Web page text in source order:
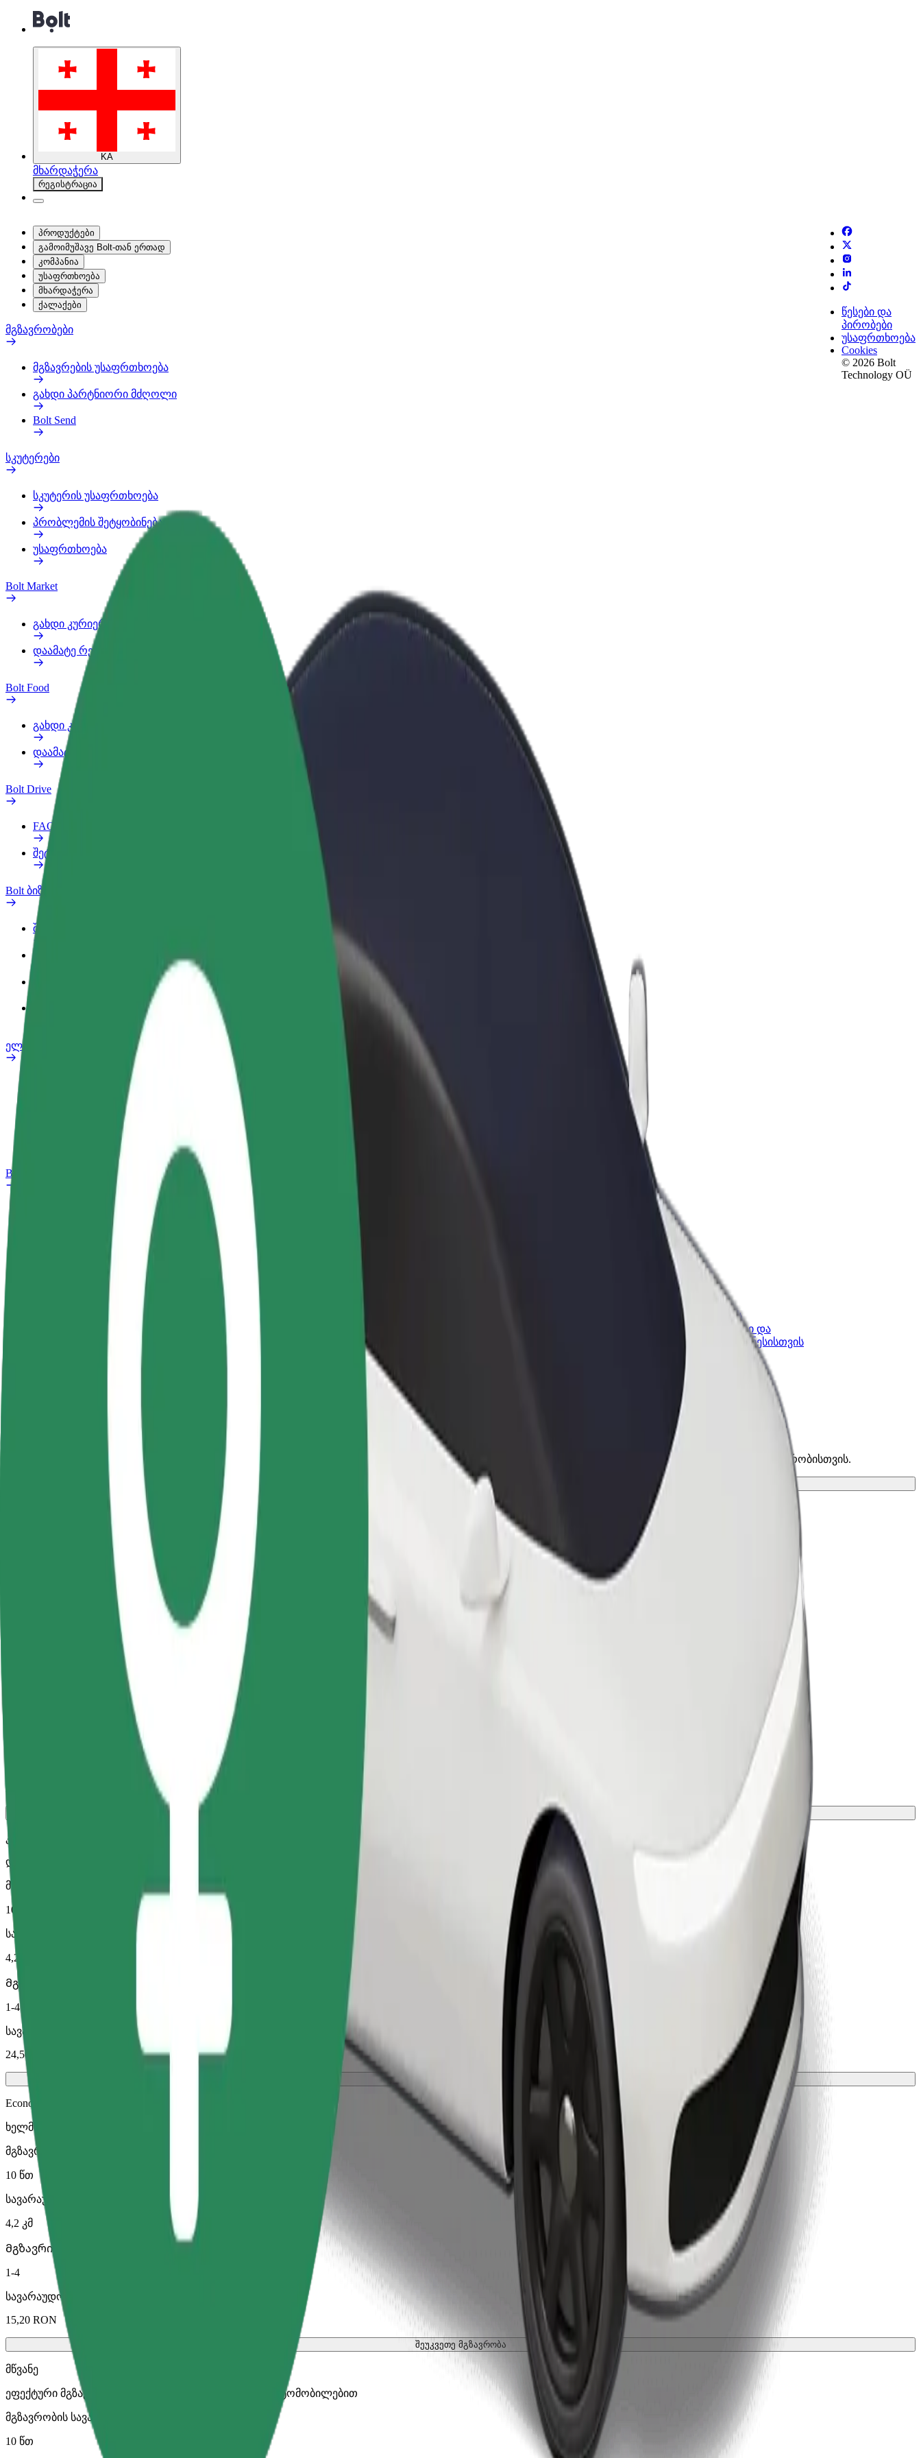
KA
მხარდაჭერა
რეგისტრაცია
პროდუქტები
გამოიმუშავე Bolt-თან ერთად
კომპანია
უსაფრთხოება
მხარდაჭერა
ქალაქები
მგზავრობები
მგზავრების უსაფრთხოება
გახდი პარტნიორი მძღოლი
Bolt Send
სკუტერები
სკუტერის უსაფრთხოება
პრობლემის შეტყობინება
უსაფრთხოება
Bolt Market
გახდი კურიერი
დაამატე რესტორანი ან მაღაზია
Bolt Food
გახდი კურიერი
დაამატე რესტორანი ან მაღაზია
Bolt Drive
FAQ
შეტყობინება ავტომობილზე
Bolt ბიზნესისთვის
შეღავათები
ელ. ბაიკი
პრობლემის შეტყობინება
Bolt Plus
როგორ გავხდე გამომწერი
გახდი კურიერი
შეასრულე შეკვეთები და გამოიმუშვე
მოიზიდე მეტი მომხმარებელი
და გაზარდე გაყიდვები
Bolt ბიზნესისთვის
Bolt-ის პროდუქტები და
სერვისები, შენი ბიზნესისთვის
წესები და
პირობები
უსაფრთხოება
Cookies
© 2026 Bolt
Technology OÜ
როგორ მივიდეთ Gara Nicolina დან Centrul Comercial Felicia მდე
Gara Nicolina დან Centrul Comercial Felicia მდე გადაადგილების საუკეთესო გზას ეძებ? აღმოაჩინე ჩვენი სერვისები და იპოვე საუკეთესო ვარიანტი შენი მგზავრობისთვის.
გადმოწერე აპლიკაცია
Centrul Comercial Felicia
კომფორტი და სიმარტივე შენს ხელთაა!
სანდო მგზავრობები ყოველდღიური საშუალო ზომის ავტომობილებით.
მგზავრობის სავარაუდო დრო
კომფორტი
დიდი მანქანები მეტი სივრცით
მგზავრობის სავარაუდო დრო
10 წთ
სავარაუდო მანძილი
4,2 კმ
Მგზავრი
1-4
სავარაუდო ფასი
24,50 RON
Economy
ხელმისაწვდომი მგზავრობები ეკონომ კლასის მანქანით
მგზავრობის სავარაუდო დრო
10 წთ
სავარაუდო მანძილი
4,2 კმ
Მგზავრი
1-4
სავარაუდო ფასი
15,20 RON
შეუკვეთე მგზავრობა
მწვანე
ეფექტური მგზავრობები ჰიბრიდული და ელექტრო ავტომობილებით
მგზავრობის სავარაუდო დრო
10 წთ